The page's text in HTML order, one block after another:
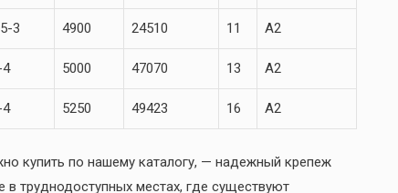
3 4900 24510 11 A2
4 5000 47070 13 A2
4 5250 49423 16 A2
купить по нашему каталогу, — надежный крепеж
труднодоступных местах, где существуют